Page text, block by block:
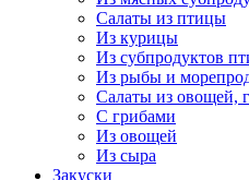
Салаты из птицы
Из курицы
Из субпродуктов
Из рыбы и
Салаты из овощей,
С грибами
Из овощей
Из сыра
Закуски